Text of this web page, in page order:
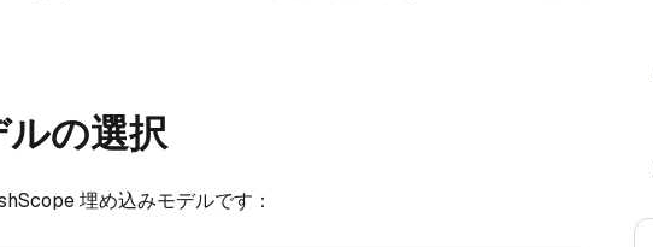
の選択
埋め込みモデルです：